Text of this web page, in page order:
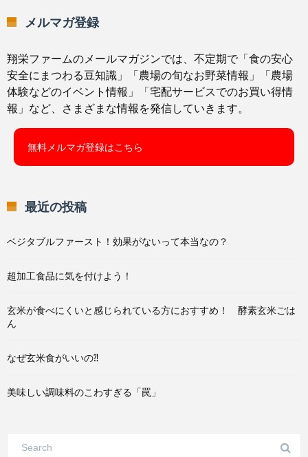
メルマガ登録
翔栄ファームのメールマガジンでは、不定期で「食の安心
安全にまつわる豆知識」「農場の旬なお野菜情報」「農場
体験などのイベント情報」「宅配サービスでのお買い得情
報」など、さまざまな情報を発信していきます。
無料メルマガ登録はこちら
最近の投稿
ベジタブルファースト！効果がないって本当なの？
超加工食品に気を付けよう！
玄米が食べにくいと感じられている方におすすめ！ 酵素玄米ごは
ん
なぜ玄米食がいいの⁈
美味しい調味料のこわすぎる「罠」